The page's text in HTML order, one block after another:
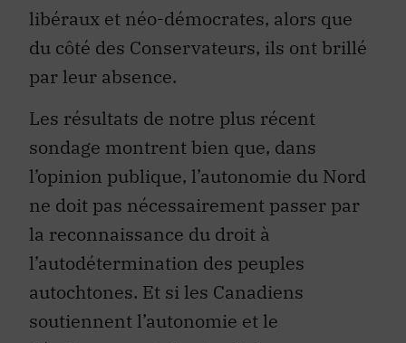
libéraux et néo-démocrates, alors que
du côté des Conservateurs, ils ont brillé
par leur absence.
Les résultats de notre plus récent
sondage montrent bien que, dans
l’opinion publique, l’autonomie du Nord
ne doit pas nécessairement passer par
la reconnaissance du droit à
l’autodétermination des peuples
autochtones. Et si les Canadiens
soutiennent l’autonomie et le